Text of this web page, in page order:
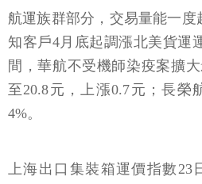
航運族群部分，交易量能一度
知客戶4月底起調漲北美貨運
間，華航不受機師染疫案擴
至20.8元，上漲0.7元；長榮
4%。
上海出口集裝箱運價指數23